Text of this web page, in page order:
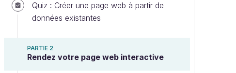
Quiz : Créer une page web à partir de
données existantes
PARTIE 2
Rendez votre page web interactive